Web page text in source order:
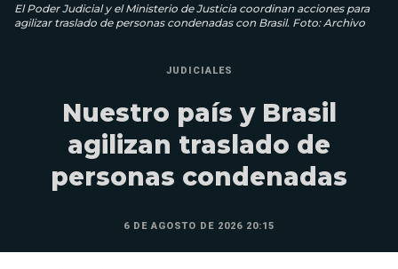
El Poder Judicial y el Ministerio de Justicia coordinan acciones para
agilizar traslado de personas condenadas con Brasil. Foto: Archivo
JUDICIALES
Nuestro país y Brasil
agilizan traslado de
personas condenadas
6 DE AGOSTO DE 2026 20:15